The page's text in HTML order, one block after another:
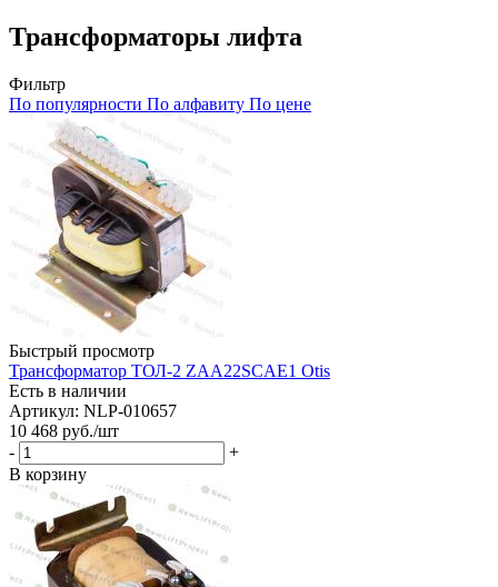
Трансформаторы лифта
Фильтр
По популярности По алфавиту По цене
Быстрый просмотр
Трансформатор ТОЛ-2 ZAA22SCAE1 Otis
Есть в наличии
Артикул: NLP-010657
10 468 руб./шт
-
+
В корзину